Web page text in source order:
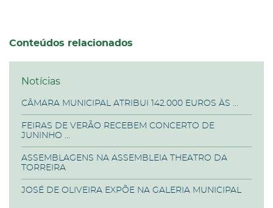
Conteúdos relacionados
Notícias
CÂMARA MUNICIPAL ATRIBUI 142.000 EUROS ÀS ...
FEIRAS DE VERÃO RECEBEM CONCERTO DE
JUNINHO ...
ASSEMBLAGENS NA ASSEMBLEIA THEATRO DA
TORREIRA
JOSÉ DE OLIVEIRA EXPÕE NA GALERIA MUNICIPAL